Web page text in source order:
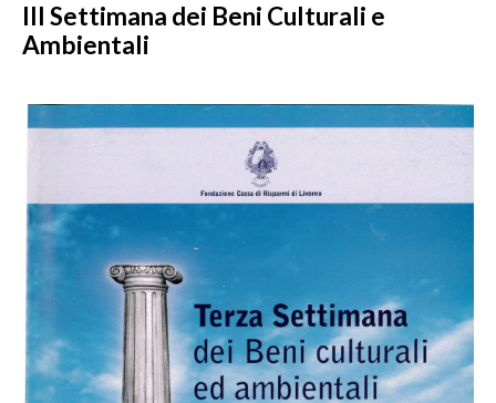
III Settimana dei Beni Culturali e
Ambientali